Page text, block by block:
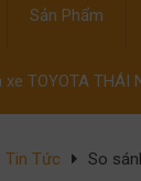
Sản Phẩm
xe TOYOTA THÁI
Tin Tức So